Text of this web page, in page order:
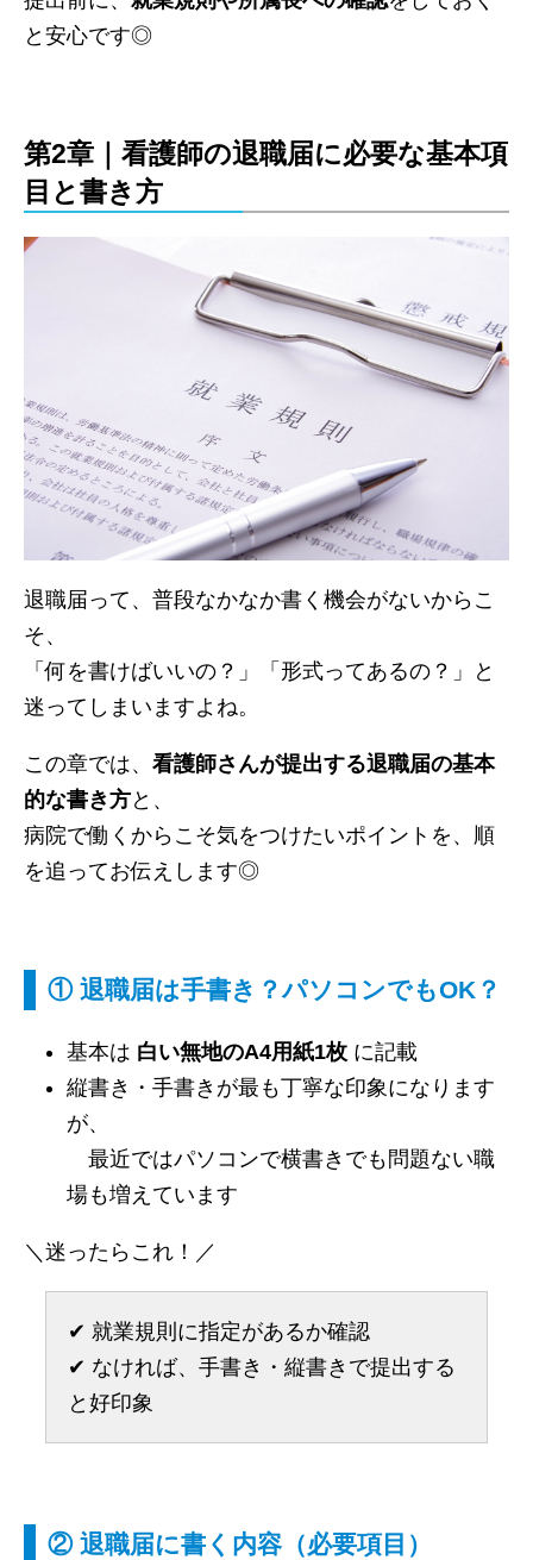
と安心です◎
第2章｜看護師の退職届に必要な基本項
目と書き方
退職届って、普段なかなか書く機会がないからこ
そ、
「何を書けばいいの？」「形式ってあるの？」と
迷ってしまいますよね。
この章では、 看護師さんが提出する退職届の基本
的な書き方と、
病院で働くからこそ気をつけたいポイントを、順
を追ってお伝えします◎
① 退職届は手書き？パソコンでもOK？
基本は 白い無地のA4用紙1枚 に記載
縦書き・手書きが最も丁寧な印象になります
が、
最近ではパソコンで横書きでも問題ない職
場も増えています
＼迷ったらこれ！／
✔︎ 就業規則に指定があるか確認
✔︎ なければ、手書き・縦書きで提出する
と好印象
② 退職届に書く内容（必要項目）